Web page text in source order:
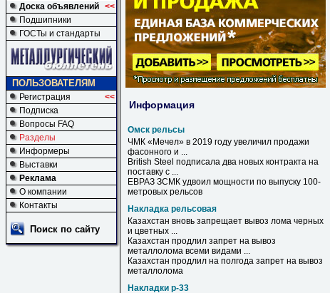
Доска объявлений <<
Подшипники
ГОСТы и стандарты
ПОЛЬЗОВАТЕЛЯМ
Регистрация
<<
Подписка
Вопросы FAQ
Разделы
Информеры
Выставки
Реклама
О компании
Контакты
Поиск по сайту
Информация
Омск рельсы
ЧМК «Мечел» в 2019 году увеличил продажи
фасонного и ...
British Steel подписала два новых контракта на
поставку с ...
ЕВРАЗ ЗСМК удвоил мощности по выпуску 100-
метровых рельсов
Накладка рельсовая
Казахстан вновь запрещает вывоз лома черных
и цветных ...
Казахстан продлил запрет на вывоз
металлолома всеми видами ...
Казахстан продлил на полгода запрет на вывоз
металлолома
Накладки р-33